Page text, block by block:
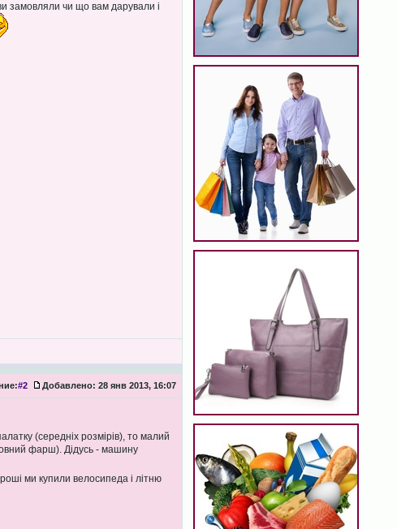
замовляли чи що вам дарували і
#2 Добавлено: 28 янв 2013, 16:07
(середніх розмірів), то малий
фарш). Дідусь - машину
ми купили велосипеда і літню